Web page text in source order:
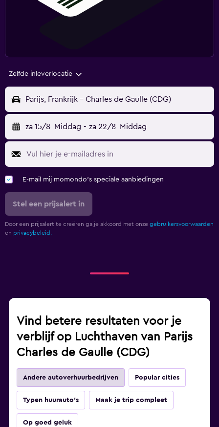
Zelfde inleverlocatie
Parijs, Frankrijk - Charles de Gaulle (CDG)
za 15/8 Middag - za 22/8 Middag
E-mail mij momondo's speciale aanbiedingen
Stel een prijsalert in
Door een prijsalert te creëren ga je akkoord met onze gebruikersvoorwaarden
en privacybeleid.
Vind betere resultaten voor je
verblijf op Luchthaven van Parijs
Charles de Gaulle (CDG)
Andere autoverhuurbedrijven Popular cities
Typen huurauto's Maak je trip compleet
Op goed geluk